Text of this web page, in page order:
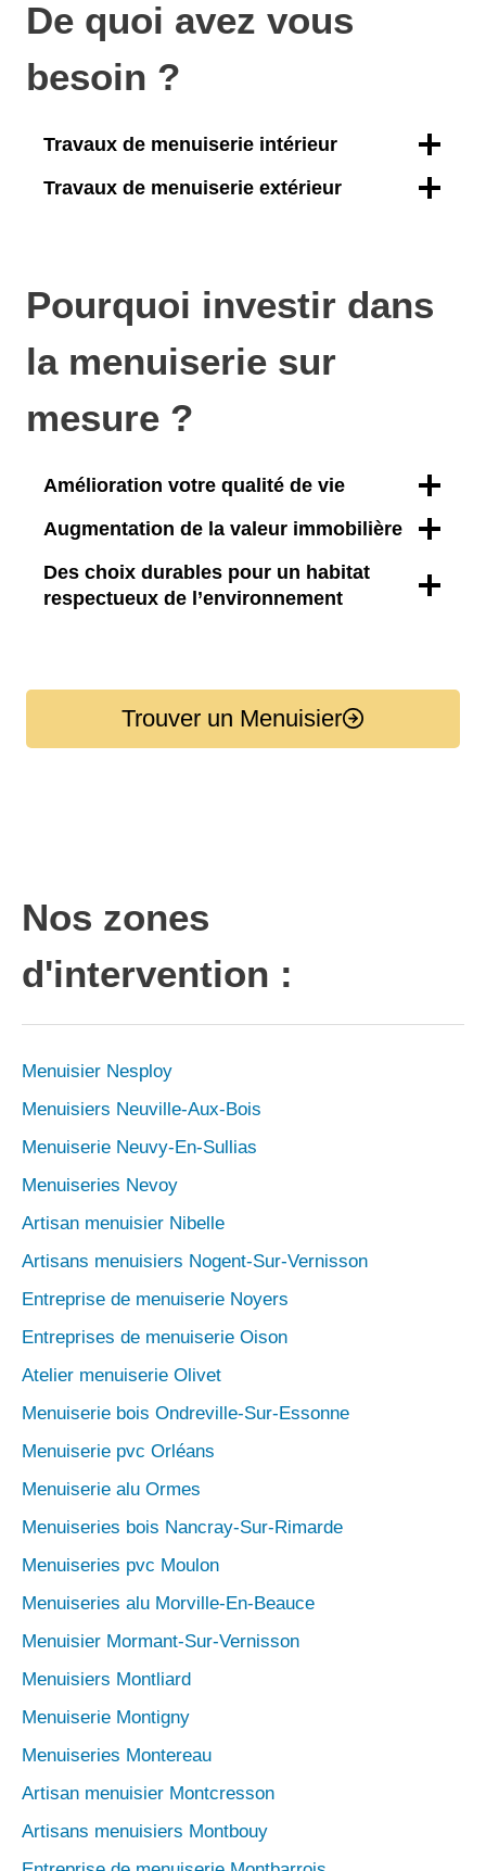
De quoi avez vous
besoin ?
Travaux de menuiserie intérieur
Travaux de menuiserie extérieur
Pourquoi investir dans
la menuiserie sur
mesure ?
Amélioration votre qualité de vie
Augmentation de la valeur immobilière
Des choix durables pour un habitat
respectueux de l’environnement
Trouver un Menuisier
Nos zones
d'intervention :
Menuisier Nesploy
Menuisiers Neuville-Aux-Bois
Menuiserie Neuvy-En-Sullias
Menuiseries Nevoy
Artisan menuisier Nibelle
Artisans menuisiers Nogent-Sur-Vernisson
Entreprise de menuiserie Noyers
Entreprises de menuiserie Oison
Atelier menuiserie Olivet
Menuiserie bois Ondreville-Sur-Essonne
Menuiserie pvc Orléans
Menuiserie alu Ormes
Menuiseries bois Nancray-Sur-Rimarde
Menuiseries pvc Moulon
Menuiseries alu Morville-En-Beauce
Menuisier Mormant-Sur-Vernisson
Menuisiers Montliard
Menuiserie Montigny
Menuiseries Montereau
Artisan menuisier Montcresson
Artisans menuisiers Montbouy